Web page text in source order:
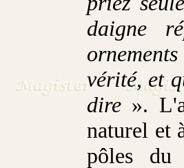
daigne
vérité, et
dire ».
naturel et
pôles du